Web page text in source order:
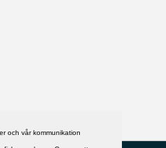
och vår kommunikation